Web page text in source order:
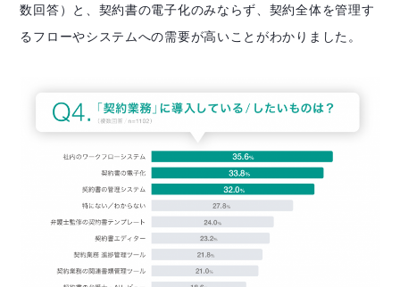
数回答）
と、契約書の電子化のみならず、契約全体を管理す
るフローやシステムへの需要が高いことがわかりました。